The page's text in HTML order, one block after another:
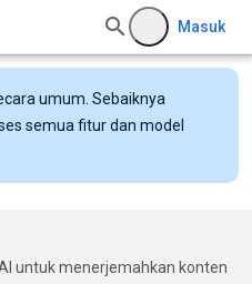
Masuk
umum. Sebaiknya
semua fitur dan model
untuk menerjemahkan konten